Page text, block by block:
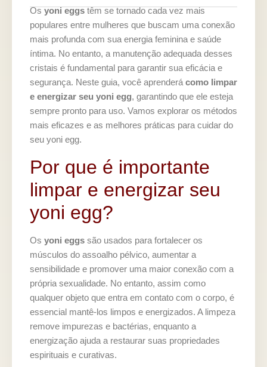
Osyoni eggstêm se tornado cada vez mais
populares entre mulheres que buscam uma conexão
mais profunda com sua energia feminina e saúde
íntima. No entanto, a manutenção adequada desses
cristais é fundamental para garantir sua eficácia e
segurança. Neste guia, você aprenderá como limpar
e energizar seu yoni egg, garantindo que ele esteja
sempre pronto para uso. Vamos explorar os métodos
mais eficazes e as melhores práticas para cuidar do
seu yoni egg.
Por que é importante
limpar e energizar seu
yoni egg?
Os yoni eggs são usados para fortalecer os
músculos do assoalho pélvico, aumentar a
sensibilidade e promover uma maior conexão com a
própria sexualidade. No entanto, assim como
qualquer objeto que entra em contato com o corpo, é
essencial mantê-los limpos e energizados. A limpeza
remove impurezas e bactérias, enquanto a
energização ajuda a restaurar suas propriedades
espirituais e curativas.